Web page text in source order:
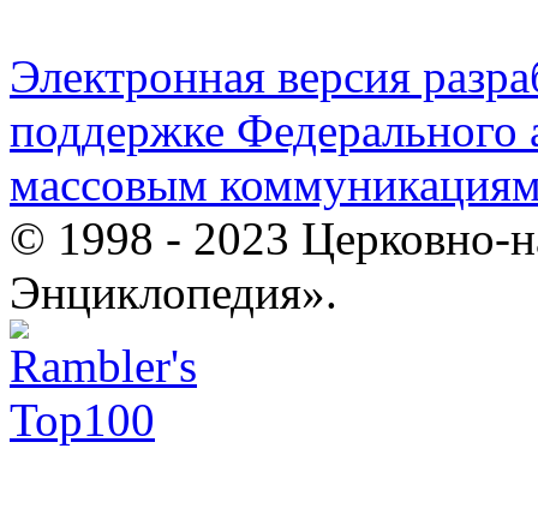
Электронная версия
поддержке Федерального
массовым
© 1998 - 2023 Церковно-
Энциклопедия».